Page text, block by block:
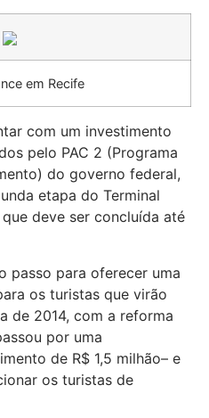
em Recife
com um investimento
pelo PAC 2 (Programa
do governo federal,
etapa do Terminal
deve ser concluída até
passo para oferecer uma
os turistas que virão
de 2014, com a reforma
por uma
de R$ 1,5 milhão– e
os turistas de